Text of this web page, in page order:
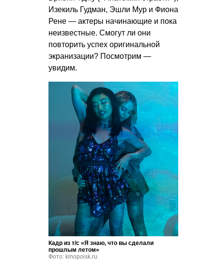
Изекиль Гудман, Эшли Мур и Фиона
Рене — актеры начинающие и пока
неизвестные. Смогут ли они
повторить успех оригинальной
экранизации? Посмотрим —
увидим.
Кадр из т/с «Я знаю, что вы сделали
прошлым летом»
Фото: kinopoisk.ru